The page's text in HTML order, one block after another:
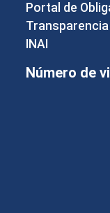
Portal de
Transparencia
INAI
Número de